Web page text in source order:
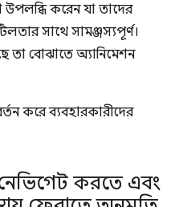
উপলব্ধি করেন যা তাদের
সাথে সামঞ্জস্যপূর্ণ।
তা বোঝাতে অ্যানিমেশন
করে ব্যবহারকারীদের
করতে এবং